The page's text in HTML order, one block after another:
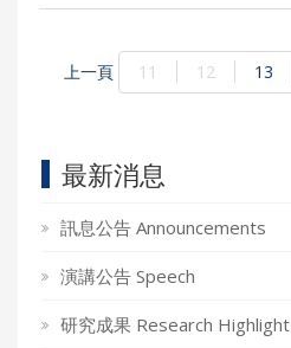
上一頁 11 12 13
最新消息
訊息公告 Announcements
演講公告 Speech
研究成果 Research Highlight